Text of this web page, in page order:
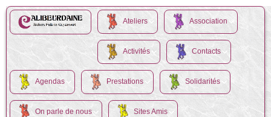
Ateliers Association
Activités Contacts
Agendas Prestations Solidarités
On parle de nous Sites Amis